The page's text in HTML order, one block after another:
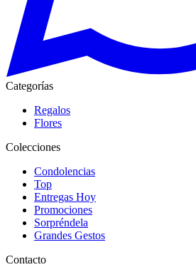
Categorías
Regalos
Flores
Colecciones
Condolencias
Top
Entregas Hoy
Promociones
Sorpréndela
Grandes Gestos
Contacto